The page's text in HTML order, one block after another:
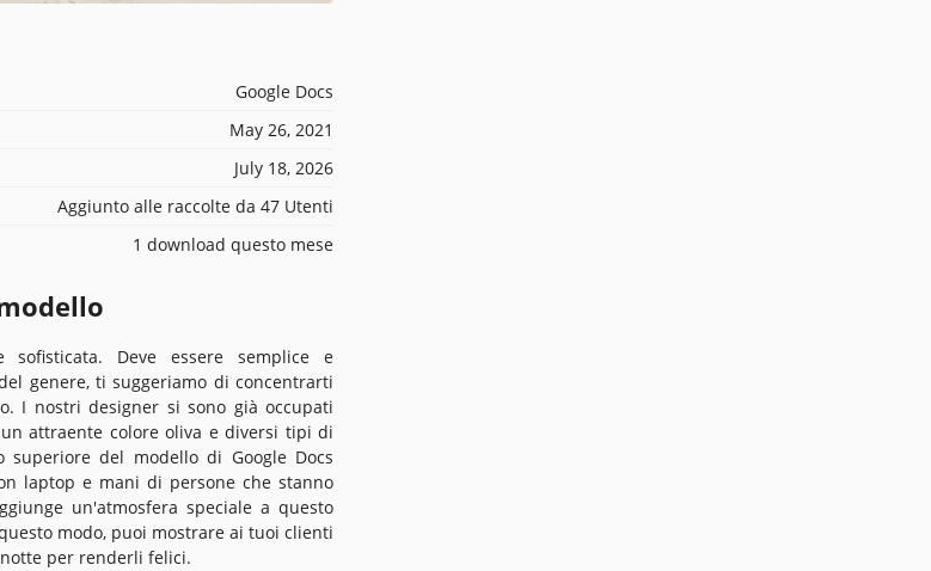
Google Docs
May 26, 2021
July 18, 2026
Aggiunto alle raccolte da 47 Utenti
1 download questo mese
Deve essere semplice e
genere, ti suggeriamo di concentrarti
I nostri designer si sono già occupati
attraente colore oliva e diversi tipi di
del modello di Google Docs
laptop e mani di persone che stanno
un'atmosfera speciale a questo
modo, puoi mostrare ai tuoi clienti
per renderli felici.